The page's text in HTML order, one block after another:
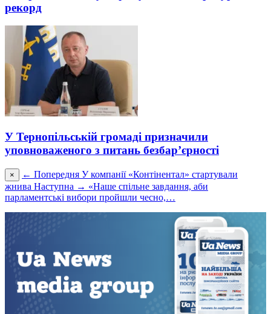
рекорд
У Тернопільській громаді призначили
уповноваженого з питань безбар’єрності
× ← Попередня У компанії «Контінентал» стартували
жнива Наступна → «Наше спільне завдання, аби
парламентські вибори пройшли чесно,…